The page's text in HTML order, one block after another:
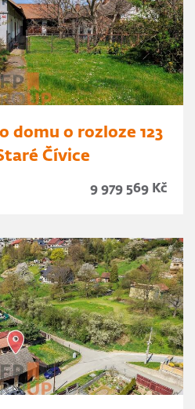
domu o rozloze 123
Čívice
9 979 569 Kč